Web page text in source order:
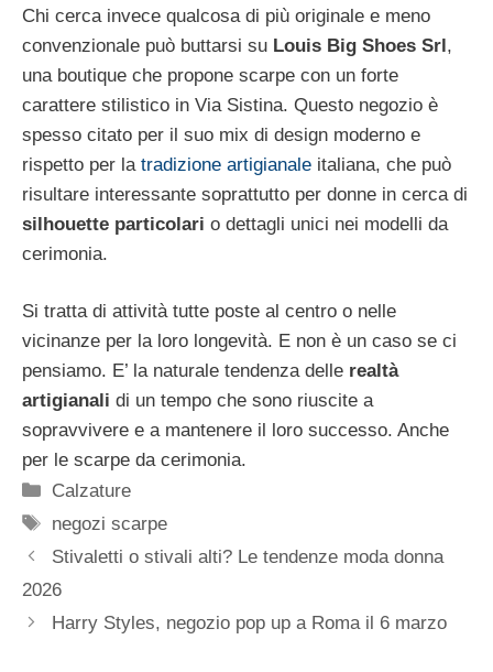
Chi cerca invece qualcosa di più originale e meno
convenzionale può buttarsi su Louis Big Shoes Srl,
una boutique che propone scarpe con un forte
carattere stilistico in Via Sistina. Questo negozio è
spesso citato per il suo mix di design moderno e
rispetto per la tradizione artigianale italiana, che può
risultare interessante soprattutto per donne in cerca di
silhouette particolari o dettagli unici nei modelli da
cerimonia.
Si tratta di attività tutte poste al centro o nelle
vicinanze per la loro longevità. E non è un caso se ci
pensiamo. E’ la naturale tendenza delle realtà
artigianali di un tempo che sono riuscite a
sopravvivere e a mantenere il loro successo. Anche
per le scarpe da cerimonia.
Categorie
Calzature
Tag
negozi scarpe
Stivaletti o stivali alti? Le tendenze moda donna
2026
Harry Styles, negozio pop up a Roma il 6 marzo